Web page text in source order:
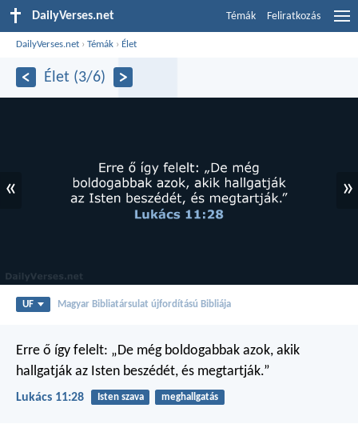
DailyVerses.net Témák Feliratkozás
DailyVerses.net ›Témák › Élet
Élet (3/6)
« »
UF Magyar Bibliatársulat újfordítású Bibliája
Erre ő így felelt: „De még boldogabbak azok, akik
hallgatják az Isten beszédét, és megtartják.”
Lukács 11:28 Isten szava meghallgatás